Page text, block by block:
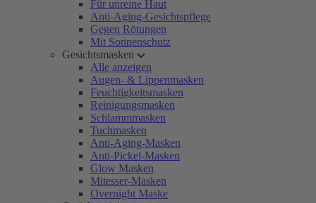
Für unreine Haut
Anti-Aging-Gesichtspflege
Gegen Rötungen
Mit Sonnenschutz
Gesichtsmasken
Alle anzeigen
Augen- & Lippenmasken
Feuchtigkeitsmasken
Reinigungsmasken
Schlammmasken
Tuchmasken
Anti-Aging-Masken
Anti-Pickel-Masken
Glow Masken
Mitesser-Masken
Overnight Maske